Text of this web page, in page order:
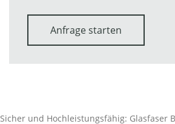
Anfrage starten
Sicher und Hochleistungsfähig: Glasfaser